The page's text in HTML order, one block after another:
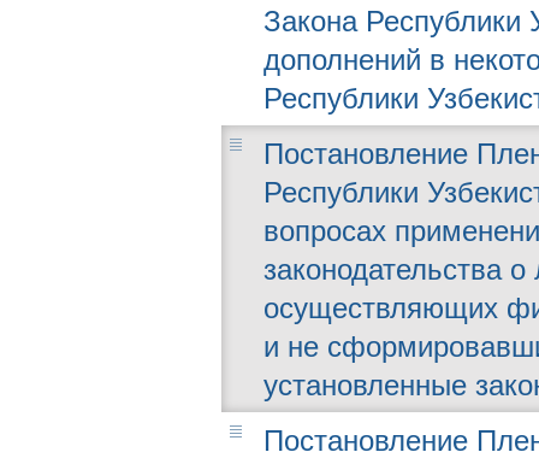
Закона Республики
дополнений в
Республики
Постановление
Республики
вопросах
законодательства
осуществляющих
и не
установленные
Постановление